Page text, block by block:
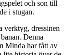
och son till
i stugan.
verktyg, dressinen
Denna
Minda har fått av